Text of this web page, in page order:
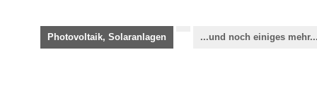
Photovoltaik, Solaranlagen ...und noch einiges